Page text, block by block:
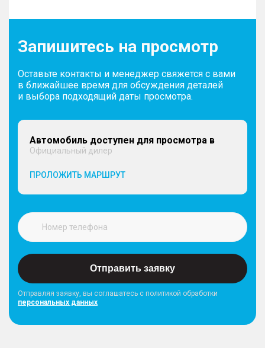
Запишитесь на просмотр
Оставьте контакты и менеджер свяжется с вами
в ближайшее время для обсуждения деталей
и выбора подходящий даты просмотра.
Автомобиль доступен для просмотра в
Официальный дилер
ПРОЛОЖИТЬ МАРШРУТ
Отправить заявку
Отправляя заявку, вы соглашатесь с политикой обработки
персональных данных